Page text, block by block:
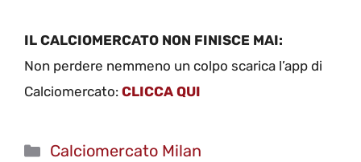
IL CALCIOMERCATO NON FINISCE MAI:
Non perdere nemmeno un colpo scarica l’app di
Calciomercato: CLICCA QUI
Categorie
Calciomercato Milan